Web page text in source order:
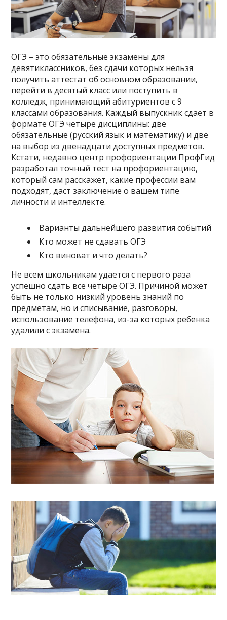
ОГЭ – это обязательные экзамены для
девятиклассников, без сдачи которых нельзя
получить аттестат об основном образовании,
перейти в десятый класс или поступить в
колледж, принимающий абитуриентов с 9
классами образования. Каждый выпускник сдает в
формате ОГЭ четыре дисциплины: две
обязательные (русский язык и математику) и две
на выбор из двенадцати доступных предметов.
Кстати, недавно центр профориентации ПрофГид
разработал точный тест на профориентацию,
который сам расскажет, какие профессии вам
подходят, даст заключение о вашем типе
личности и интеллекте.
Варианты дальнейшего развития событий
Кто может не сдавать ОГЭ
Кто виноват и что делать?
Не всем школьникам удается с первого раза
успешно сдать все четыре ОГЭ. Причиной может
быть не только низкий уровень знаний по
предметам, но и списывание, разговоры,
использование телефона, из-за которых ребенка
удалили с экзамена.